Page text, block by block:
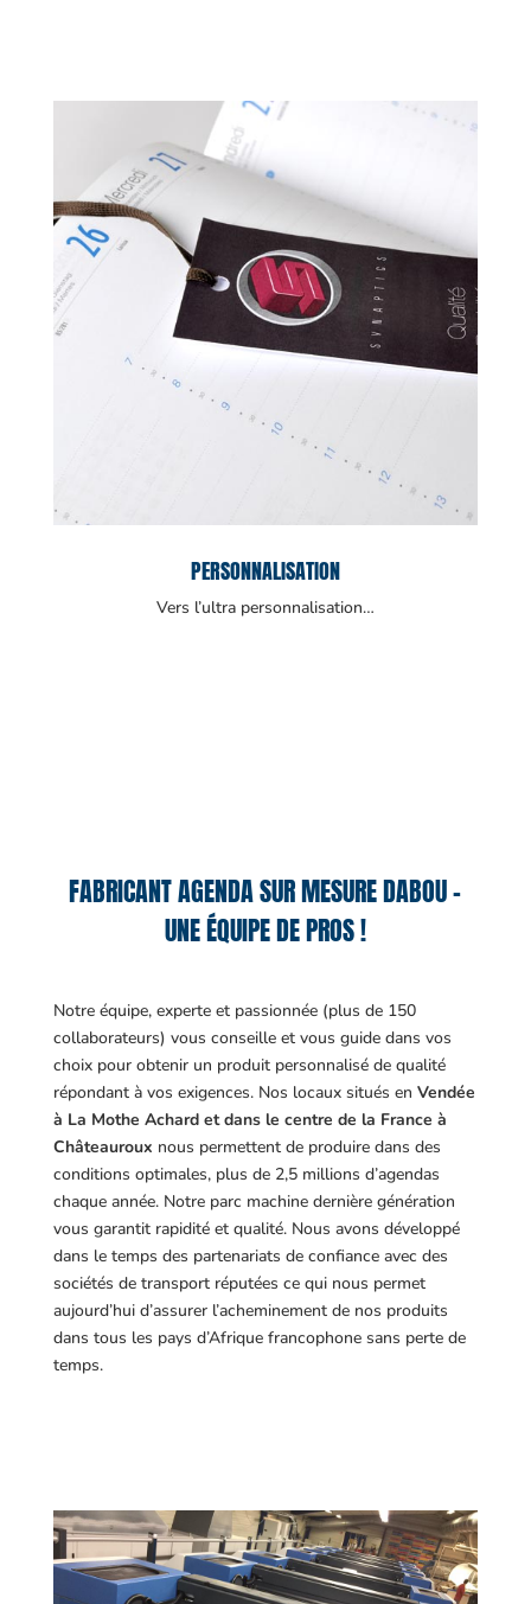
PERSONNALISATION
Vers l’ultra personnalisation…
FABRICANT AGENDA SUR MESURE DABOU –
UNE ÉQUIPE DE PROS !
Notre équipe, experte et passionnée (plus de 150
collaborateurs) vous conseille et vous guide dans vos
choix pour obtenir un produit personnalisé de qualité
répondant à vos exigences. Nos locaux situés en Vendée
à La Mothe Achard et dans le centre de la France à
Châteauroux nous permettent de produire dans des
conditions optimales, plus de 2,5 millions d’agendas
chaque année. Notre parc machine dernière génération
vous garantit rapidité et qualité. Nous avons développé
dans le temps des partenariats de confiance avec des
sociétés de transport réputées ce qui nous permet
aujourd’hui d’assurer l’acheminement de nos produits
dans tous les pays d’Afrique francophone sans perte de
temps.